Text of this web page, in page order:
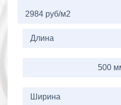
2984 руб/м2
Длина
500
Ширина